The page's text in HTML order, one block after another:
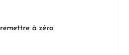
remettre à zéro